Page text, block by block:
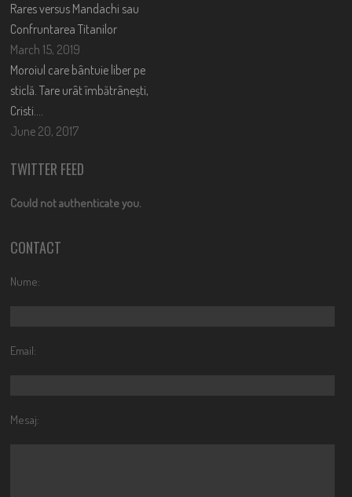
Rares versus Mandachi sau
Confruntarea Titanilor
March 15, 2019
Moroiul care bântuie liber pe
sticlă. Tare urât îmbătrânești,
Cristi….
June 20, 2017
TWITTER FEED
Could not authenticate you.
CONTACT
Nume:
Email:
Mesaj: